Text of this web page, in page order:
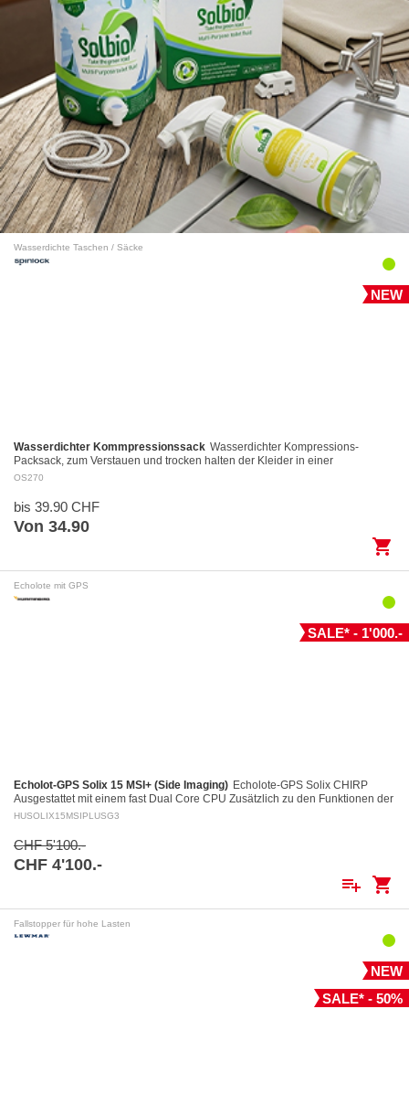
Wasserdichte Taschen / Säcke
NEW
Wasserdichter Kommpressionssack Wasserdichter Kompressions-
Packsack, zum Verstauen und trocken halten der Kleider in einer
Reisetasche. Leicht und universell einsetzbar mi…
OS270
bis 39.90 CHF
Von 34.90
shopping_cart
Echolote mit GPS
SALE* - 1'000.-
Echolot-GPS Solix 15 MSI+ (Side Imaging) Echolote-GPS Solix CHIRP
Ausgestattet mit einem fast Dual Core CPU Zusätzlich zu den Funktionen der
Helix Geräte, einschliesslich des…
HUSOLIX15MSIPLUSG3
CHF 5'100.-
CHF 4'100.-
playlist_add shopping_cart
Fallstopper für hohe Lasten
NEW
SALE* - 50%